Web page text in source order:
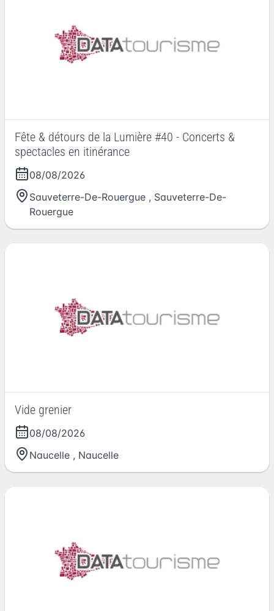
Fête & détours de la Lumière #40 - Concerts &
spectacles en itinérance
08/08/2026
Sauveterre-De-Rouergue , Sauveterre-De-
Rouergue
Vide grenier
08/08/2026
Naucelle , Naucelle